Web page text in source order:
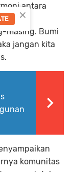
antara
masing. Bumi
jangan kita
komunitas
×